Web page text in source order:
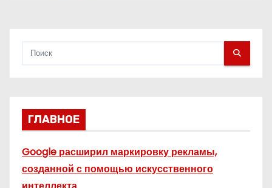
ГЛАВНОЕ
Google расширил маркировку рекламы,
созданной с помощью искусственного